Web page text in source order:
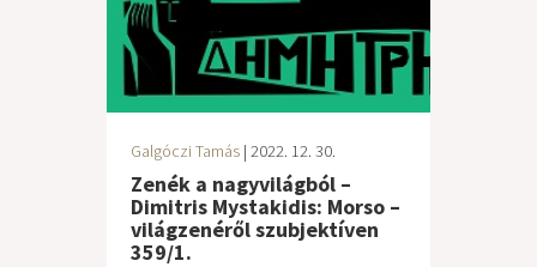
Galgóczi Tamás | 2022. 12. 30.
Zenék a nagyvilágból –
Dimitris Mystakidis: Morso –
világzenéről szubjektíven
359/1.